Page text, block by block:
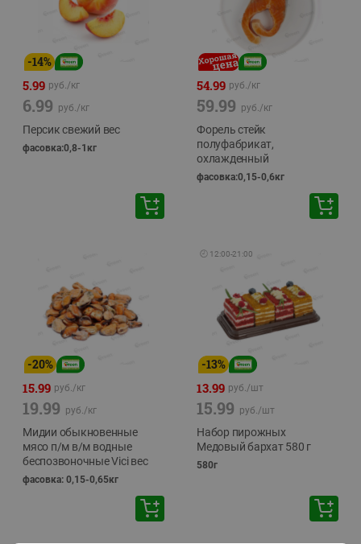
-14%
5.99 руб./кг
6.99 руб./кг
Персик свежий вес
фасовка:0,8-1кг
54.99 руб./кг
59.99 руб./кг
Форель стейк
полуфабрикат,
охлажденный
фасовка:0,15-0,6кг
-20%
15.99 руб./кг
19.99 руб./кг
Мидии обыкновенные
мясо п/м в/м водные
беспозвоночные Vici вес
фасовка: 0,15-0,65кг
🕘 12:00-21:00
-13%
13.99 руб./шт
15.99 руб./шт
Набор пирожных
Медовый бархат 580 г
580г